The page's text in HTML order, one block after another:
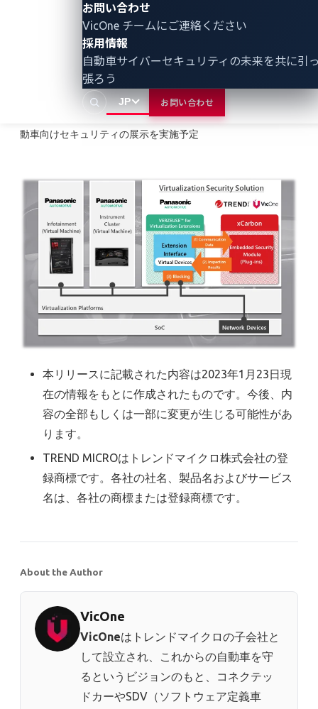
お問い合わせ
VicOne チームにご連絡ください
採用情報
自動車サイバーセキュリティの未来を共に引
張ろう
JP お問い合わせ
なお、本内容については、1月25日（水）から27日
（金）まで東京ビックサイトで開催される第15回オー
トモーティブワールド※3にて紹介します。
※3 車載分野における総合展示会。コネクティッド・カー
EXPOトレンドマイクロ出展ブース（ブース番号 48-7）にて自
動車向けセキュリティの展示を実施予定
本リリースに記載された内容は2023年1月23日現
在の情報をもとに作成されたものです。今後、内
容の全部もしくは一部に変更が生じる可能性があ
ります。
TREND MICROはトレンドマイクロ株式会社の登
録商標です。各社の社名、製品名およびサービス
名は、各社の商標または登録商標です。
About the Author
VicOne
VicOneはトレンドマイクロの子会社と
して設立され、これからの自動車を守
るというビジョンのもと、コネクテッ
ドカーやSDV（ソフトウェア定義車